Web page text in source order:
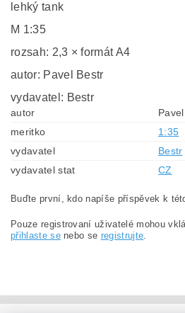
lehký tank
M 1:35
rozsah: 2,3 × formát A4
autor: Pavel Bestr
vydavatel: Bestr
autor
meritko
1:35
vydavatel
Bestr
vydavatel stat
CZ
Buďte první, kdo napíše příspěvek k
Pouze registrovaní uživatelé mohou
přihlaste senebo se registrujte.